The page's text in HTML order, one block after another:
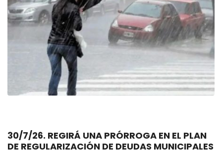
30/7/26. REGIRÁ UNA PRÓRROGA EN EL PLAN
DE REGULARIZACIÓN DE DEUDAS MUNICIPALES